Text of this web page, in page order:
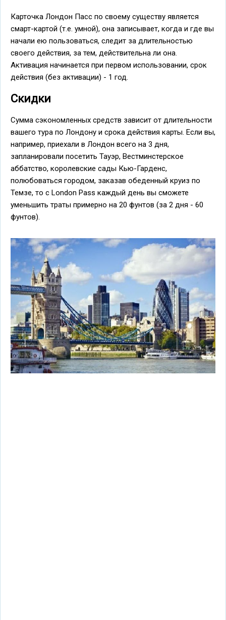
Карточка Лондон Пасс по своему существу является
смарт-картой (т.е. умной), она записывает, когда и где вы
начали ею пользоваться, следит за длительностью
своего действия, за тем, действительна ли она.
Активация начинается при первом использовании, срок
действия (без активации) - 1 год.
Скидки
Сумма сэкономленных средств зависит от длительности
вашего тура по Лондону и срока действия карты. Если вы,
например, приехали в Лондон всего на 3 дня,
запланировали посетить Тауэр, Вестминстерское
аббатство, королевские сады Кью-Гарденс,
полюбоваться городом, заказав обеденный круиз по
Темзе, то с London Pass каждый день вы сможете
уменьшить траты примерно на 20 фунтов (за 2 дня - 60
фунтов).